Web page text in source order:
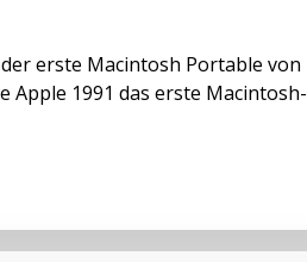
erste Macintosh Portable von
Apple 1991 das erste Macintosh-